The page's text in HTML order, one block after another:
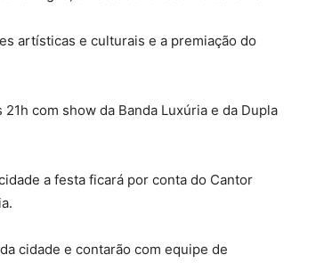
artísticas e culturais e a premiação do
com show da Banda Luxúria e da Dupla
a festa ficará por conta do Cantor
cidade e contarão com equipe de